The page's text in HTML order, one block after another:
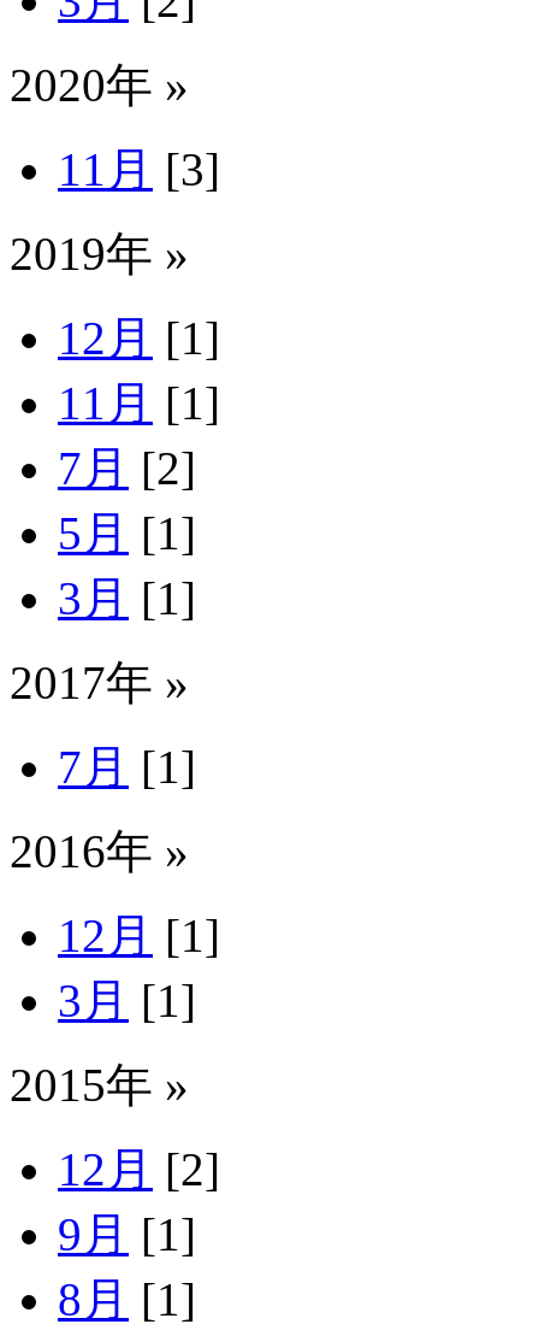
2020年 »
11月 [3]
2019年 »
12月 [1]
11月 [1]
7月 [2]
5月 [1]
3月 [1]
2017年 »
7月 [1]
2016年 »
12月 [1]
3月 [1]
2015年 »
12月 [2]
9月 [1]
8月 [1]